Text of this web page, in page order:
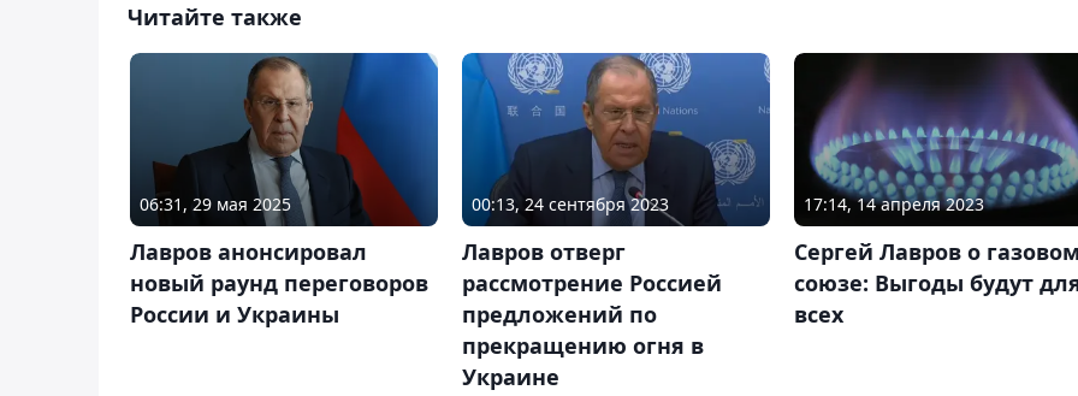
Читайте также
06:31, 29 мая 2025
Лавров анонсировал
новый раунд переговоров
России и Украины
00:13, 24 сентября 2023
Лавров отверг
рассмотрение Россией
предложений по
прекращению огня в
Украине
17:14, 14 апреля 2023
Сергей Лавров о
союзе: Выгоды будут
всех